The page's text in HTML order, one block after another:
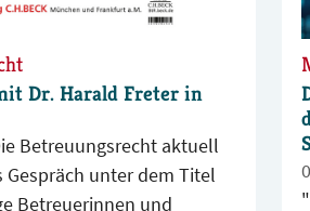
Dr. Harald Freter in
Gespräch unter dem Titel
Betreuerinnen und